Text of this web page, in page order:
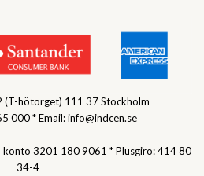
(T-hötorget) 111 37 Stockholm
000 * Email: info@indcen.se
3201 180 9061 * Plusgiro: 414 80
34-4